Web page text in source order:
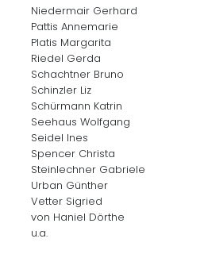
Niedermair Gerhard
Pattis Annemarie
Platis Margarita
Riedel Gerda
Schachtner Bruno
Schinzler Liz
Schürmann Katrin
Seehaus Wolfgang
Seidel Ines
Spencer Christa
Steinlechner Gabriele
Urban Günther
Vetter Sigried
von Haniel Dörthe
u.a.